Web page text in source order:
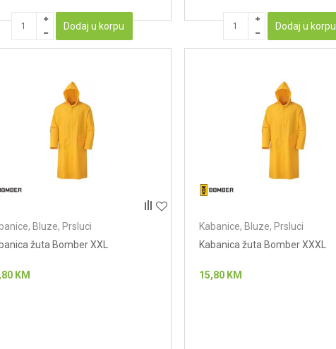
Dodaj u korpu Dodaj u korpu
Bluze, Prsluci
žuta Bomber XXL
KM
Kabanice, Bluze, Prsluci
Kabanica žuta Bomber XXXL
15,80 KM